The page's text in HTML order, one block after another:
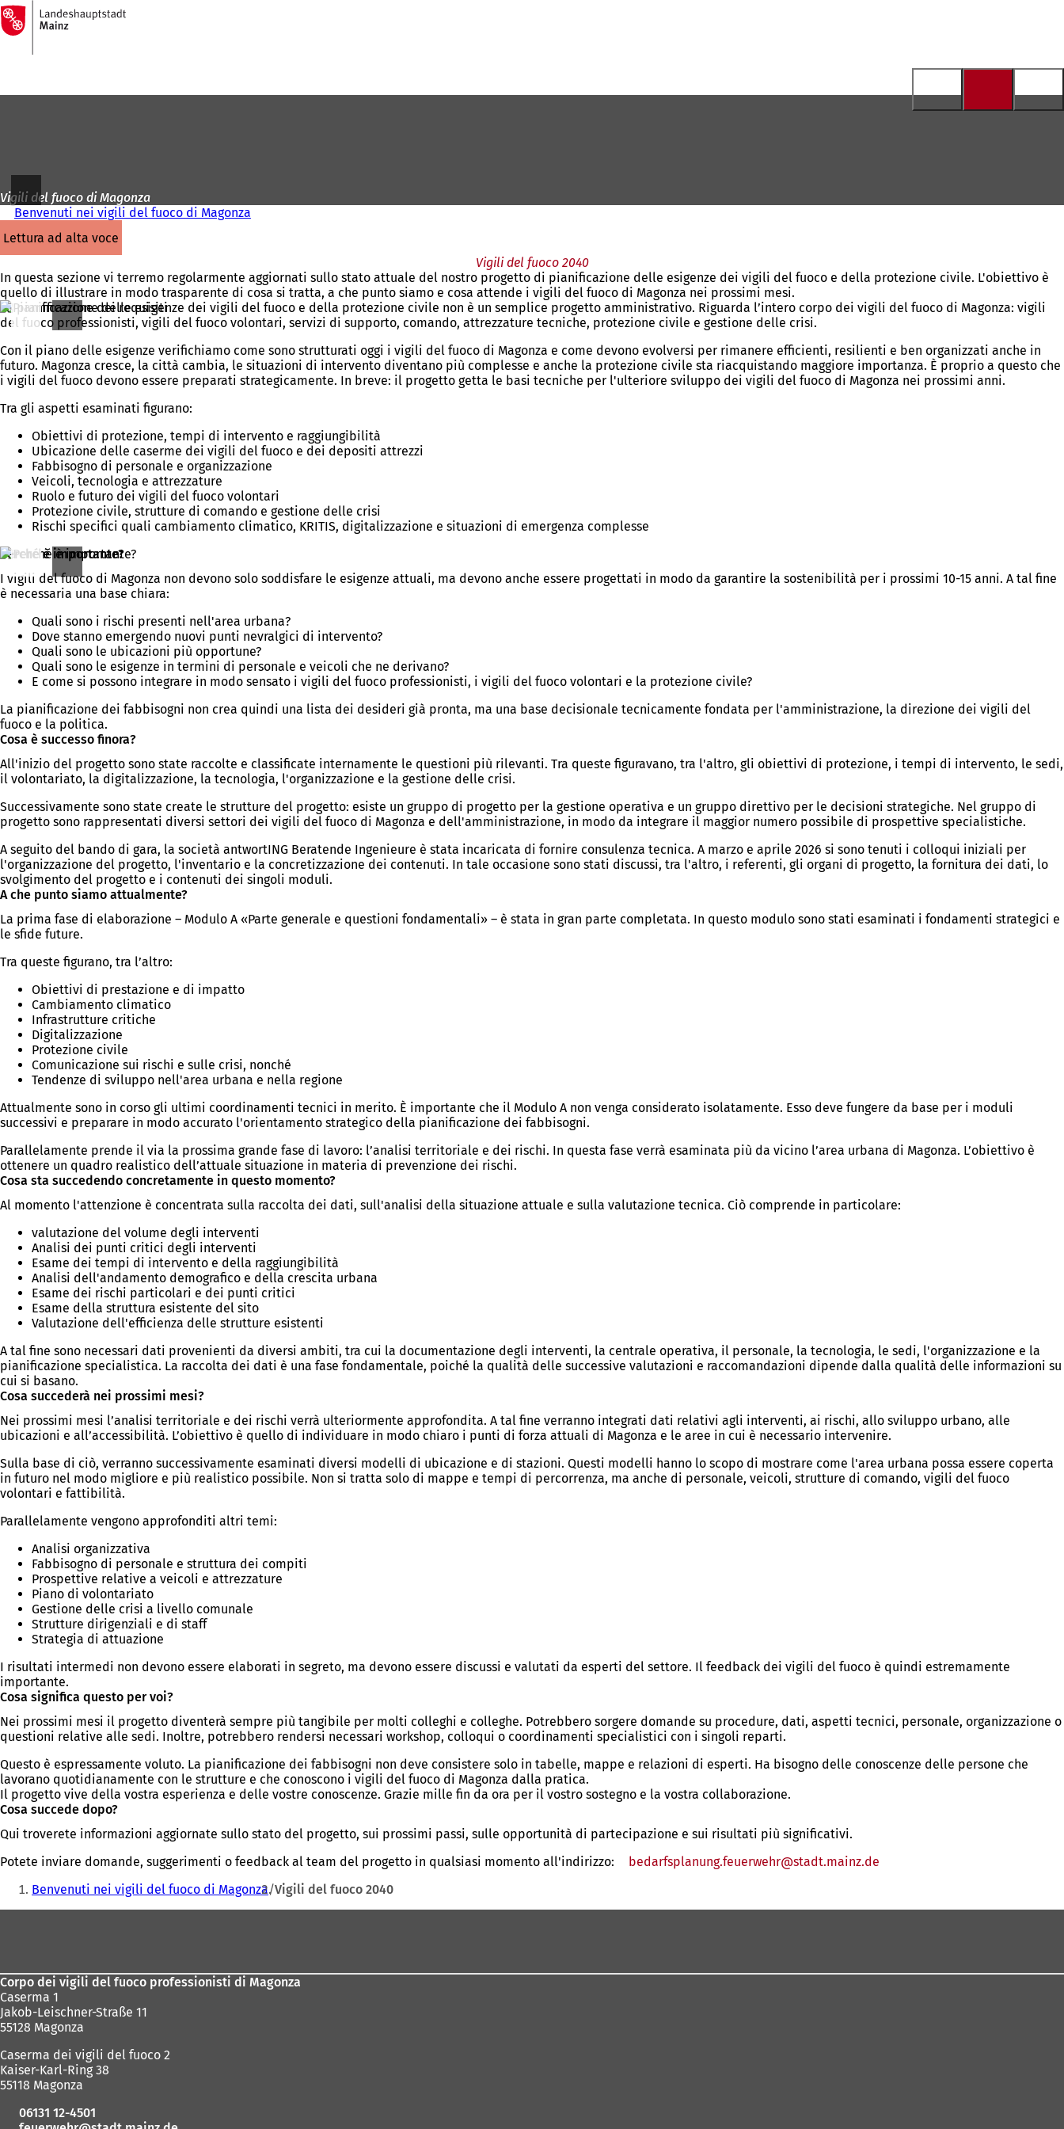
Vai al contenuto
Alla
pagina
iniziale
Vigili del fuoco di Magonza
Benvenuti nei vigili del fuoco di Magonza
lettura ad alta voce
Vigili del fuoco 2040
In questa sezione vi terremo regolarmente aggiornati sullo stato attuale del nostro progetto di pianificazione delle esigenze dei vigili del fuoco e della protezione civile. L'obiettivo è
quello di illustrare in modo trasparente di cosa si tratta, a che punto siamo e cosa attende i vigili del fuoco di Magonza nei prossimi mesi.
La pianificazione delle esigenze dei vigili del fuoco e della protezione civile non è un semplice progetto amministrativo. Riguarda l’intero corpo dei vigili del fuoco di Magonza: vigili
del fuoco professionisti, vigili del fuoco volontari, servizi di supporto, comando, attrezzature tecniche, protezione civile e gestione delle crisi.
Con il piano delle esigenze verifichiamo come sono strutturati oggi i vigili del fuoco di Magonza e come devono evolversi per rimanere efficienti, resilienti e ben organizzati anche in
futuro. Magonza cresce, la città cambia, le situazioni di intervento diventano più complesse e anche la protezione civile sta riacquistando maggiore importanza. È proprio a questo che
i vigili del fuoco devono essere preparati strategicamente. In breve: il progetto getta le basi tecniche per l'ulteriore sviluppo dei vigili del fuoco di Magonza nei prossimi anni.
Tra gli aspetti esaminati figurano:
Obiettivi di protezione, tempi di intervento e raggiungibilità
Ubicazione delle caserme dei vigili del fuoco e dei depositi attrezzi
Fabbisogno di personale e organizzazione
Veicoli, tecnologia e attrezzature
Ruolo e futuro dei vigili del fuoco volontari
Protezione civile, strutture di comando e gestione delle crisi
Rischi specifici quali cambiamento climatico, KRITIS, digitalizzazione e situazioni di emergenza complesse
Perché è importante?
I vigili del fuoco di Magonza non devono solo soddisfare le esigenze attuali, ma devono anche essere progettati in modo da garantire la sostenibilità per i prossimi 10-15 anni. A tal fine
è necessaria una base chiara:
Quali sono i rischi presenti nell'area urbana?
Dove stanno emergendo nuovi punti nevralgici di intervento?
Quali sono le ubicazioni più opportune?
Quali sono le esigenze in termini di personale e veicoli che ne derivano?
E come si possono integrare in modo sensato i vigili del fuoco professionisti, i vigili del fuoco volontari e la protezione civile?
La pianificazione dei fabbisogni non crea quindi una lista dei desideri già pronta, ma una base decisionale tecnicamente fondata per l'amministrazione, la direzione dei vigili del
fuoco e la politica.
Cosa è successo finora?
All'inizio del progetto sono state raccolte e classificate internamente le questioni più rilevanti. Tra queste figuravano, tra l'altro, gli obiettivi di protezione, i tempi di intervento, le sedi,
il volontariato, la digitalizzazione, la tecnologia, l'organizzazione e la gestione delle crisi.
Successivamente sono state create le strutture del progetto: esiste un gruppo di progetto per la gestione operativa e un gruppo direttivo per le decisioni strategiche. Nel gruppo di
progetto sono rappresentati diversi settori dei vigili del fuoco di Magonza e dell'amministrazione, in modo da integrare il maggior numero possibile di prospettive specialistiche.
A seguito del bando di gara, la società antwortING Beratende Ingenieure è stata incaricata di fornire consulenza tecnica. A marzo e aprile 2026 si sono tenuti i colloqui iniziali per
l'organizzazione del progetto, l'inventario e la concretizzazione dei contenuti. In tale occasione sono stati discussi, tra l'altro, i referenti, gli organi di progetto, la fornitura dei dati, lo
svolgimento del progetto e i contenuti dei singoli moduli.
A che punto siamo attualmente?
La prima fase di elaborazione – Modulo A «Parte generale e questioni fondamentali» – è stata in gran parte completata. In questo modulo sono stati esaminati i fondamenti strategici e
le sfide future.
Tra queste figurano, tra l’altro:
Obiettivi di prestazione e di impatto
Cambiamento climatico
Infrastrutture critiche
Digitalizzazione
Protezione civile
Comunicazione sui rischi e sulle crisi, nonché
Tendenze di sviluppo nell'area urbana e nella regione
Attualmente sono in corso gli ultimi coordinamenti tecnici in merito. È importante che il Modulo A non venga considerato isolatamente. Esso deve fungere da base per i moduli
successivi e preparare in modo accurato l'orientamento strategico della pianificazione dei fabbisogni.
Parallelamente prende il via la prossima grande fase di lavoro: l’analisi territoriale e dei rischi. In questa fase verrà esaminata più da vicino l’area urbana di Magonza. L’obiettivo è
ottenere un quadro realistico dell’attuale situazione in materia di prevenzione dei rischi.
Cosa sta succedendo concretamente in questo momento?
Al momento l'attenzione è concentrata sulla raccolta dei dati, sull'analisi della situazione attuale e sulla valutazione tecnica. Ciò comprende in particolare:
valutazione del volume degli interventi
Analisi dei punti critici degli interventi
Esame dei tempi di intervento e della raggiungibilità
Analisi dell'andamento demografico e della crescita urbana
Esame dei rischi particolari e dei punti critici
Esame della struttura esistente del sito
Valutazione dell'efficienza delle strutture esistenti
A tal fine sono necessari dati provenienti da diversi ambiti, tra cui la documentazione degli interventi, la centrale operativa, il personale, la tecnologia, le sedi, l'organizzazione e la
pianificazione specialistica. La raccolta dei dati è una fase fondamentale, poiché la qualità delle successive valutazioni e raccomandazioni dipende dalla qualità delle informazioni su
cui si basano.
Cosa succederà nei prossimi mesi?
Nei prossimi mesi l’analisi territoriale e dei rischi verrà ulteriormente approfondita. A tal fine verranno integrati dati relativi agli interventi, ai rischi, allo sviluppo urbano, alle
ubicazioni e all’accessibilità. L’obiettivo è quello di individuare in modo chiaro i punti di forza attuali di Magonza e le aree in cui è necessario intervenire.
Sulla base di ciò, verranno successivamente esaminati diversi modelli di ubicazione e di stazioni. Questi modelli hanno lo scopo di mostrare come l'area urbana possa essere coperta
in futuro nel modo migliore e più realistico possibile. Non si tratta solo di mappe e tempi di percorrenza, ma anche di personale, veicoli, strutture di comando, vigili del fuoco
volontari e fattibilità.
Parallelamente vengono approfonditi altri temi:
Analisi organizzativa
Fabbisogno di personale e struttura dei compiti
Prospettive relative a veicoli e attrezzature
Piano di volontariato
Gestione delle crisi a livello comunale
Strutture dirigenziali e di staff
Strategia di attuazione
I risultati intermedi non devono essere elaborati in segreto, ma devono essere discussi e valutati da esperti del settore. Il feedback dei vigili del fuoco è quindi estremamente
importante.
Cosa significa questo per voi?
Nei prossimi mesi il progetto diventerà sempre più tangibile per molti colleghi e colleghe. Potrebbero sorgere domande su procedure, dati, aspetti tecnici, personale, organizzazione o
questioni relative alle sedi. Inoltre, potrebbero rendersi necessari workshop, colloqui o coordinamenti specialistici con i singoli reparti.
Questo è espressamente voluto. La pianificazione dei fabbisogni non deve consistere solo in tabelle, mappe e relazioni di esperti. Ha bisogno delle conoscenze delle persone che
lavorano quotidianamente con le strutture e che conoscono i vigili del fuoco di Magonza dalla pratica.
Il progetto vive della vostra esperienza e delle vostre conoscenze. Grazie mille fin da ora per il vostro sostegno e la vostra collaborazione.
Cosa succede dopo?
Qui troverete informazioni aggiornate sullo stato del progetto, sui prossimi passi, sulle opportunità di partecipazione e sui risultati più significativi.
Potete inviare domande, suggerimenti o feedback al team del progetto in qualsiasi momento all'indirizzo:
bedarfsplanung.feuerwehr stadt.mainz de
Siete
qui:
Benvenuti nei vigili del fuoco di Magonza Vigili del fuoco 2040
Corpo dei vigili del fuoco professionisti di Magonza
Caserma 1
Jakob-Leischner-Straße 11
55128 Magonza
Caserma dei vigili del fuoco 2
Kaiser-Karl-Ring 38
55118 Magonza
06131 12-4501